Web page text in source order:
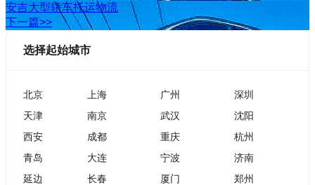
安吉大型轿车托运物流
下一篇>>
选择起始城市
北京 上海 广州
深圳
天津
南京 武汉
沈阳
西安
成都 重庆
杭州
青岛
大连 宁波
济南
延边
长春 厦门
郑州